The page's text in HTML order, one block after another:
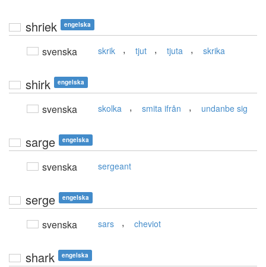
shriek engelska
svenska skrik , tjut , tjuta , skrika
shirk engelska
svenska skolka , smita ifrån , undanbe sig
sarge engelska
svenska sergeant
serge engelska
svenska sars , cheviot
shark engelska